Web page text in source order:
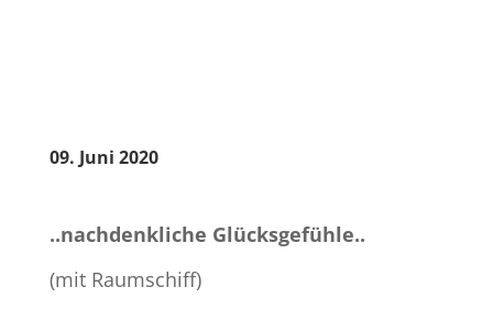
09. Juni 2020
..nachdenkliche Glücksgefühle..
(mit Raumschiff)